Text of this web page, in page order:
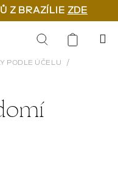
Z BRAZÍLIE ZDE
Hledat
PODLE ÚČELU